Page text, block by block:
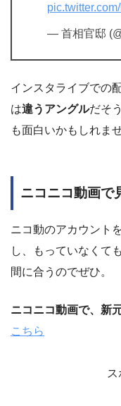
— 首相官邸
インスタライブでの
は違うアングルだそ
も面白いかもしれま
ニコニコ動画で
ニコ動のアカウント
し、もっていなくて
間に合うのでぜひ。
ニコニコ動画で、新
こちら